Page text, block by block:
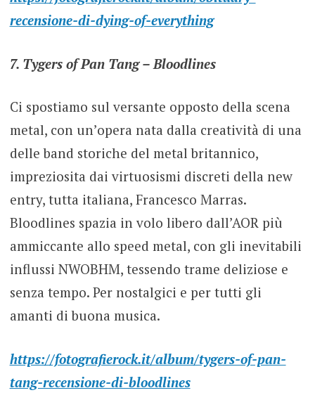
recensione-di-dying-of-everything
7. Tygers of Pan Tang – Bloodlines
Ci spostiamo sul versante opposto della scena
metal, con un’opera nata dalla creatività di una
delle band storiche del metal britannico,
impreziosita dai virtuosismi discreti della new
entry, tutta italiana, Francesco Marras.
Bloodlines spazia in volo libero dall’AOR più
ammiccante allo speed metal, con gli inevitabili
influssi NWOBHM, tessendo trame deliziose e
senza tempo. Per nostalgici e per tutti gli
amanti di buona musica.
https://fotografierock.it/album/tygers-of-pan-
tang-recensione-di-bloodlines